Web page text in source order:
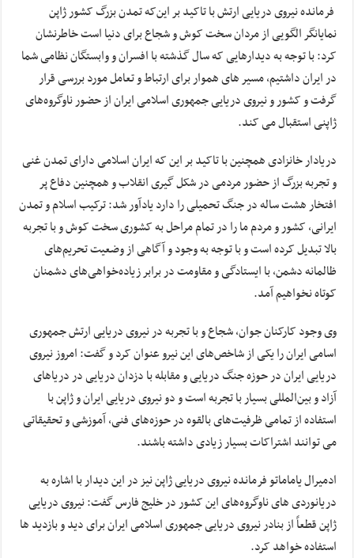
فرمانده نیروی دریایی ارتش با تاکید بر این‌که تمدن بزرگ کشور ژاپن
نمایانگر الگویی از مردان سخت کوش و شجاع برای دنیا است خاطرنشان
کرد: با توجه به دیدارهایی که سال گذشته با افسران و وابستگان نظامی شما
در ایران داشتیم، مسیر های هموار برای ارتباط و تعامل مورد بررسی قرار
گرفت و کشور و نیروی دریایی جمهوری اسلامی ایران از حضور ناوگروه‌های
ژاپنی استقبال می کند.
دریادار خانزادی همچنین با تاکید بر این که ایران اسلامی دارای تمدن غنی
و تجربه بزرگ از حضور مردمی در شکل گیری انقلاب و همچنین دفاع پر
افتخار هشت ساله در جنگ تحمیلی را دارد یادآور شد: ترکیب اسلام و تمدن
ایرانی، کشور و مردم ما را در تمام مراحل به کشوری سخت کوش و با تجربه
بالا تبدیل کرده است و با توجه به وجود و آگاهی از وضعیت تحریم‌های
ظالمانه دشمن، با ایستادگی و مقاومت در برابر زیاده‌خواهی‌های دشمنان
کوتاه نخواهیم آمد.
وی وجود کارکنان جوان، شجاع و با تجربه در نیروی دریایی ارتش جمهوری
اسامی ایران را یکی از شاخص‌های این نیرو عنوان کرد و گفت: امروز نیروی
دریایی ایران در حوزه جنگ دریایی و مقابله با دزدان دریایی در دریاهای
آزاد و بین‌المللی بسیار با تجربه است و دو نیروی دریایی ایران و ژاپن با
استفاده از تمامی ظرفیت‌های بالقوه در حوزه‌های فنی، آموزشی و تحقیقاتی
می توانند اشتراکات بسیار زیادی داشته باشند.
ادمیرال یاماماتو فرمانده نیروی دریایی ژاپن نیز در این دیدار با اشاره به
دریانوردی های ناوگروه‌های این کشور در خلیج فارس گفت: نیروی دریایی
ژاپن قطعاً از بنادر نیروی دریایی جمهوری اسلامی ایران برای دید و بازدید ها
استفاده خواهد کرد.